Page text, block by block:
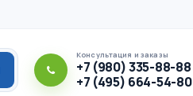
Консультация и заказы
+7 (980) 335-88-88
+7 (495) 664-54-80